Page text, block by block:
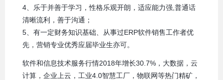
4、乐于并善于学习，性格乐观开朗，适应能力强,普通话
清晰流利，善于沟通；
5、有一定财务知识基础、从事过ERP软件销售工作者优
先，营销专业优秀应届毕业生亦可。
软件和信息技术服务行情2018年增长30.7%，大数据，云
计算，企业上云，工业4.0智慧工厂，物联网等热门精矿，